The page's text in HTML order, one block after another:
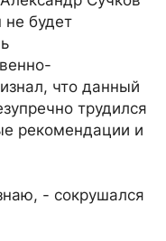
не будет
что данный
трудился
рекомендации и
- сокрушался